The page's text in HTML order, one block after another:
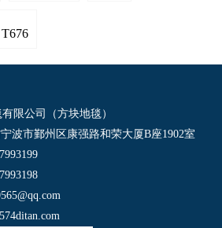
T676
限公司（方块地毯）
波市鄞州区康强路和荣大厦B座1902室